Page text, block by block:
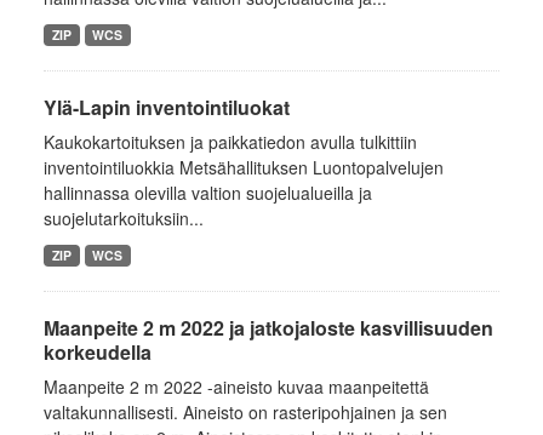
ZIP WCS
Ylä-Lapin inventointiluokat
Kaukokartoituksen ja paikkatiedon avulla tulkittiin
inventointiluokkia Metsähallituksen Luontopalvelujen
hallinnassa olevilla valtion suojelualueilla ja
suojelutarkoituksiin...
ZIP WCS
Maanpeite 2 m 2022 ja jatkojaloste kasvillisuuden
korkeudella
Maanpeite 2 m 2022 -aineisto kuvaa maanpeitettä
valtakunnallisesti. Aineisto on rasteripohjainen ja sen